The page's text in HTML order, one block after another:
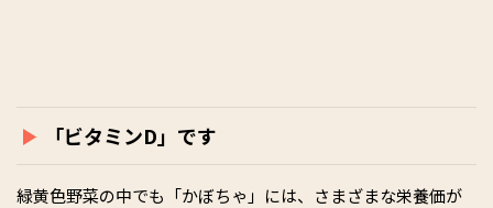
「ビタミンD」です
緑黄色野菜の中でも「かぼちゃ」には、さまざまな栄養価が